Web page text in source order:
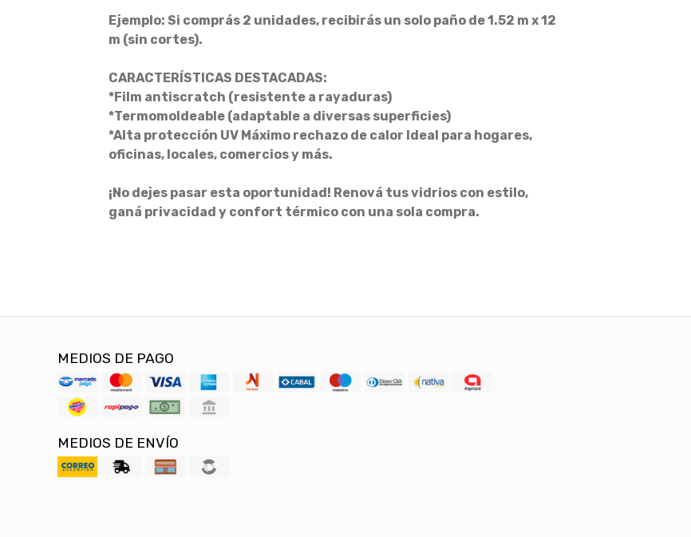
Ejemplo: Si comprás 2 unidades, recibirás un solo paño de 1.52 m x 12
m (sin cortes).
CARACTERÍSTICAS DESTACADAS:
*Film antiscratch (resistente a rayaduras)
*Termomoldeable (adaptable a diversas superficies)
*Alta protección UV Máximo rechazo de calor Ideal para hogares,
oficinas, locales, comercios y más.
¡No dejes pasar esta oportunidad! Renová tus vidrios con estilo,
ganá privacidad y confort térmico con una sola compra.
MEDIOS DE PAGO
MEDIOS DE ENVÍO